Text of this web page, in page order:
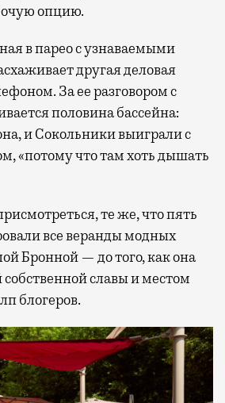
опцию.
в парео с узнаваемыми
другая деловая
За ее разговором с
половина бассейна:
и Сокольники выиграли с
«потому что там хоть дышать
те же, что пять
все веранды модных
Бронной — до того, как она
славы и местом
блогеров.